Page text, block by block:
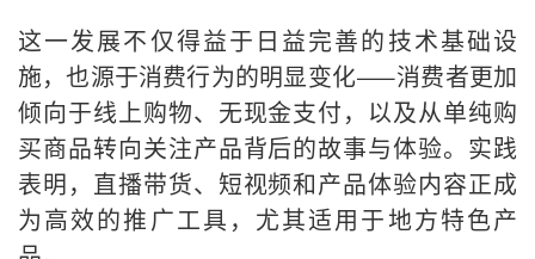
这一发展不仅得益于日益完善的技术基础设
施，也源于消费行为的明显变化——消费者更加
倾向于线上购物、无现金支付，以及从单纯购
买商品转向关注产品背后的故事与体验。实践
表明，直播带货、短视频和产品体验内容正成
为高效的推广工具，尤其适用于地方特色产